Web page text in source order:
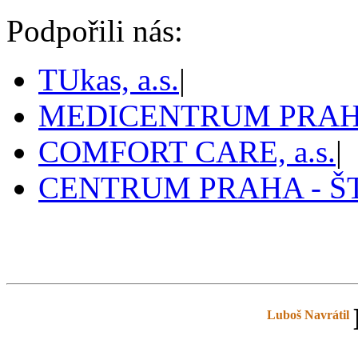
Podpořili nás:
TUkas, a.s.|
MEDICENTRUM
COMFORT CARE, a.s.|
CENTRUM PRAHA -
Luboš Navrátil